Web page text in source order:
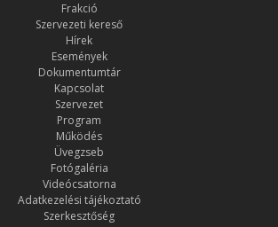
Frakció
Szervezeti kereső
Hírek
Események
Dokumentumtár
Kapcsolat
Szervezet
Program
Működés
Üvegzseb
Fotógaléria
Videócsatorna
Adatkezelési tájékoztató
Szerkesztőség